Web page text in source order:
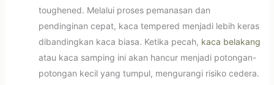
toughened. Melalui proses pemanasan dan
pendinginan cepat, kaca tempered menjadi lebih keras
dibandingkan kaca biasa. Ketika pecah, kaca belakang
atau kaca samping ini akan hancur menjadi potongan-
potongan kecil yang tumpul, mengurangi risiko cedera.